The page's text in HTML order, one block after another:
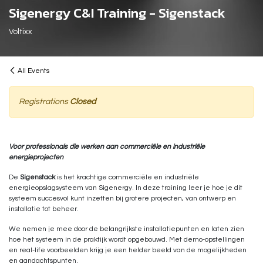
Sigenergy C&I Training - Sigenstack
Voltixx
All Events
Registrations Closed
Voor professionals die werken aan commerciële en industriële
energieprojecten
De Sigenstackis het krachtige commerciële en industriële
energieopslagsysteem van Sigenergy. In deze training leer je hoe je dit
systeem succesvol kunt inzetten bij grotere projecten, van ontwerp en
installatie tot beheer.
We nemen je mee door de belangrijkste installatiepunten en laten zien
hoe het systeem in de praktijk wordt opgebouwd. Met demo-opstellingen
en real-life voorbeelden krijg je een helder beeld van de mogelijkheden
en aandachtspunten.